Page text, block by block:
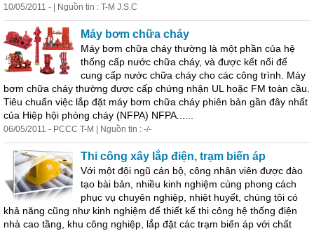
10/05/2011 - | Nguồn tin : T-M J.S.C
Máy bơm chữa cháy
Máy bơm chữa cháy thường là một phần của hệ
thống cấp nước chữa cháy, và được kết nối để
cung cấp nước chữa cháy cho các công trình. Máy
bơm chữa cháy thường được cấp chứng nhận UL hoặc FM toàn cầu.
Tiêu chuẩn việc lắp đặt máy bơm chữa cháy phiên bản gần đây nhất
của Hiệp hội phòng cháy (NFPA) NFPA......
06/05/2011 - PCCC T-M | Nguồn tin : -/-
Thi công xây lắp điện, trạm biến áp
Với một đội ngũ cán bộ, công nhân viên được đào
tạo bài bản, nhiều kinh nghiệm cùng phong cách
phục vụ chuyên nghiệp, nhiệt huyết, chúng tôi có
khả năng cũng như kinh nghiệm để thiết kế thi công hệ thống điện
nhà cao tầng, khu công nghiệp, lắp đặt các trạm biến áp với chất